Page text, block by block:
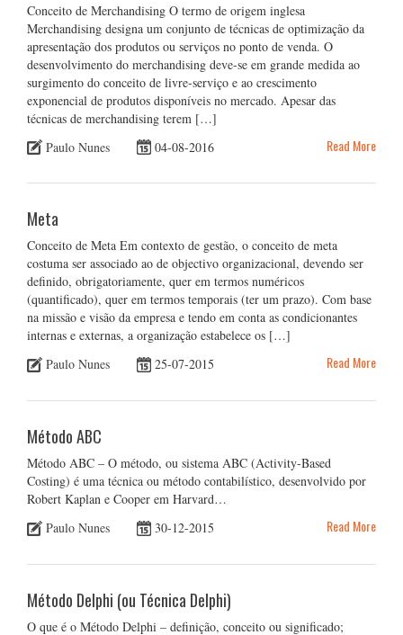
Conceito de Merchandising O termo de origem inglesa
Merchandising designa um conjunto de técnicas de optimização da
apresentação dos produtos ou serviços no ponto de venda. O
desenvolvimento do merchandising deve-se em grande medida ao
surgimento do conceito de livre-serviço e ao crescimento
exponencial de produtos disponíveis no mercado. Apesar das
técnicas de merchandising terem […]
Paulo Nunes
04-08-2016 Read More
Meta
Conceito de Meta Em contexto de gestão, o conceito de meta
costuma ser associado ao de objectivo organizacional, devendo ser
definido, obrigatoriamente, quer em termos numéricos
(quantificado), quer em termos temporais (ter um prazo). Com base
na missão e visão da empresa e tendo em conta as condicionantes
internas e externas, a organização estabelece os […]
Paulo Nunes
25-07-2015 Read More
Método ABC
Método ABC – O método, ou sistema ABC (Activity-Based
Costing) é uma técnica ou método contabilístico, desenvolvido por
Robert Kaplan e Cooper em Harvard…
Paulo Nunes
30-12-2015 Read More
Método Delphi (ou Técnica Delphi)
O que é o Método Delphi – definição, conceito ou significado;